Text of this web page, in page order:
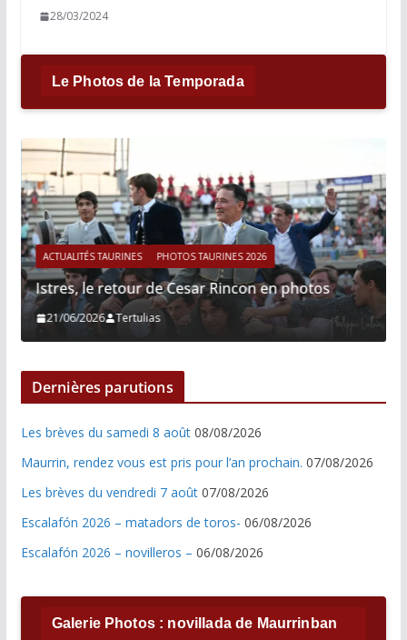
28/03/2024
Le Photos de la Temporada
ACTUALITÉS TAURINES PHOTOS TAURINES 2026
Istres, le retour de Cesar Rincon en photos
21/06/2026 Tertulias
Dernières parutions
Les brèves du samedi 8 août 08/08/2026
Maurrin, rendez vous est pris pour l’an prochain. 07/08/2026
Les brèves du vendredi 7 août 07/08/2026
Escalafón 2026 – matadors de toros- 06/08/2026
Escalafón 2026 – novilleros – 06/08/2026
Galerie Photos : novillada de Maurrinban